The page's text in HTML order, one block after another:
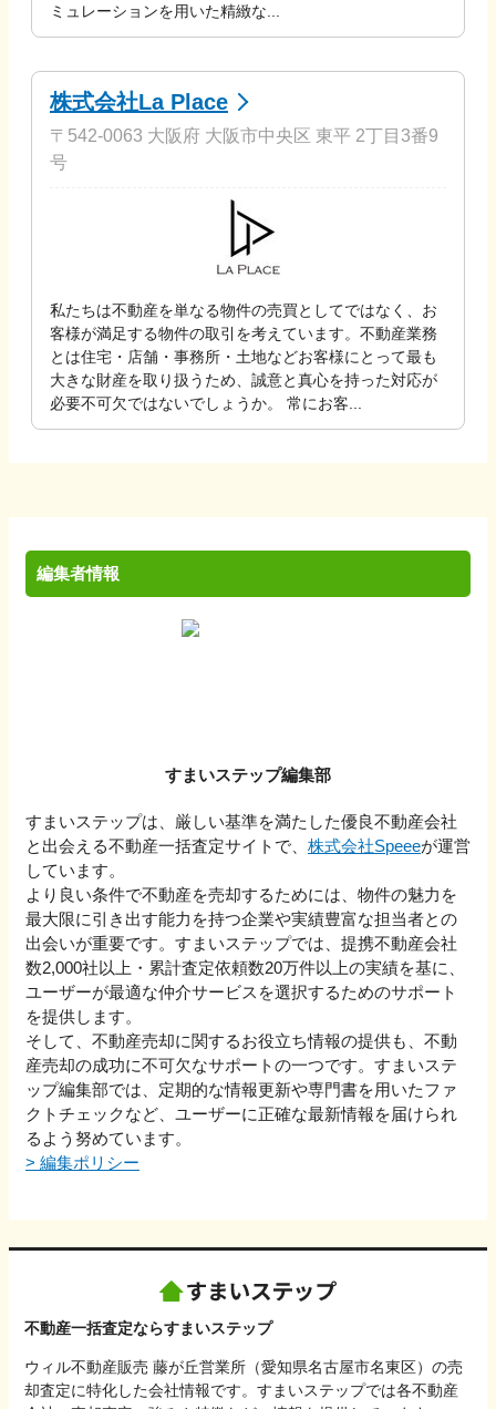
ミュレーションを用いた精緻な...
株式会社La Place
〒542-0063 大阪府 大阪市中央区 東平 2丁目3番9
号
私たちは不動産を単なる物件の売買としてではなく、お
客様が満足する物件の取引を考えています。不動産業務
とは住宅・店舗・事務所・土地などお客様にとって最も
大きな財産を取り扱うため、誠意と真心を持った対応が
必要不可欠ではないでしょうか。 常にお客...
編集者情報
すまいステップ編集部
すまいステップは、厳しい基準を満たした優良不動産会社
と出会える不動産一括査定サイトで、 株式会社Speeeが運営
しています。
より良い条件で不動産を売却するためには、物件の魅力を
最大限に引き出す能力を持つ企業や実績豊富な担当者との
出会いが重要です。すまいステップでは、提携不動産会社
数2,000社以上・累計査定依頼数20万件以上の実績を基に、
ユーザーが最適な仲介サービスを選択するためのサポート
を提供します。
そして、不動産売却に関するお役立ち情報の提供も、不動
産売却の成功に不可欠なサポートの一つです。すまいステ
ップ編集部では、定期的な情報更新や専門書を用いたファ
クトチェックなど、ユーザーに正確な最新情報を届けられ
るよう努めています。
> 編集ポリシー
不動産一括査定ならすまいステップ
ウィル不動産販売 藤が丘営業所（愛知県名古屋市名東区）の売
却査定に特化した会社情報です。すまいステップでは各不動産